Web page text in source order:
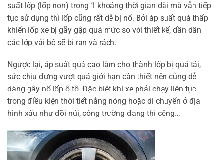
suất lốp (lốp non) trong 1 khoảng thời gian dài mà vẫn tiếp
tục sử dụng thì lốp cũng rất dễ bị nổ. Bởi áp suất quá thấp
khiến lốp xe bị gãy gập quá mức so với thiết kế, dần dần
các lớp vải bố sẽ bị rạn và rách.
Ngược lại, áp suất quá cao làm cho thành lốp bị quá tải,
sức chịu đựng vượt quá giới hạn cần thiết nên cũng dễ
dàng gây nổ lốp ô tô. Đặc biệt khi xe phải chạy liên tục
trong điều kiện thời tiết nắng nóng hoặc di chuyển ở địa
hình xấu như đồi núi, công trường đang thi công…